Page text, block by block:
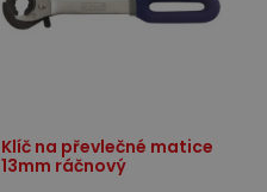
Klíč na převlečné matice
13mm ráčnový